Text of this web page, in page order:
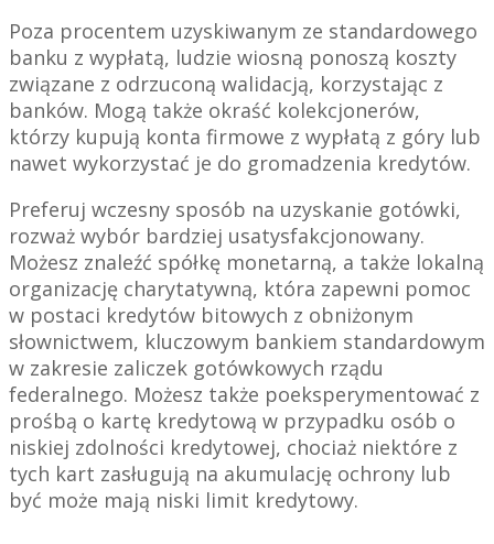
Poza procentem uzyskiwanym ze standardowego
banku z wypłatą, ludzie wiosną ponoszą koszty
związane z odrzuconą walidacją, korzystając z
banków. Mogą także okraść kolekcjonerów,
którzy kupują konta firmowe z wypłatą z góry lub
nawet wykorzystać je do gromadzenia kredytów.
Preferuj wczesny sposób na uzyskanie gotówki,
rozważ wybór bardziej usatysfakcjonowany.
Możesz znaleźć spółkę monetarną, a także lokalną
organizację charytatywną, która zapewni pomoc
w postaci kredytów bitowych z obniżonym
słownictwem, kluczowym bankiem standardowym
w zakresie zaliczek gotówkowych rządu
federalnego. Możesz także poeksperymentować z
prośbą o kartę kredytową w przypadku osób o
niskiej zdolności kredytowej, chociaż niektóre z
tych kart zasługują na akumulację ochrony lub
być może mają niski limit kredytowy.